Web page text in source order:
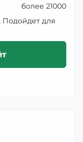
более 21000
Подойдет для